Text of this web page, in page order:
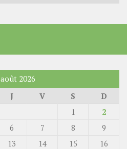
août 2026
J V S
D
1
2
6 7 8
9
13 14 15
16